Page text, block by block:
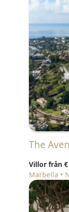
The
Villor från
Marbella